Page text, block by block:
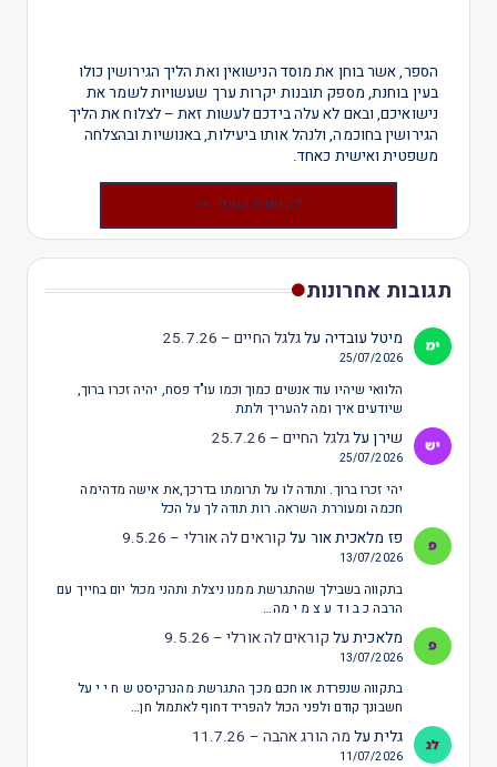
הספר, אשר בוחן את מוסד הנישואין ואת הליך הגירושין כולו
בעין בוחנת, מספק תובנות יקרות ערך שעשויות לשמר את
נישואיכם, ובאם לא עלה בידכם לעשות זאת – לצלוח את הליך
הגירושין בחוכמה, ולנהל אותו ביעילות, באנושיות ובהצלחה
משפטית ואישית כאחד.
להזמנת הספר >>
תגובות אחרונות
מיטל עובדיה עלגלגל החיים – 25.7.26
25/07/2026
הלוואי שיהיו עוד אנשים כמוך וכמו עו"ד פסח, יהיה זכרו ברוך,
שיודעים איך ומה להעריך ולתת
שירןעלגלגל החיים – 25.7.26
25/07/2026
יהי זכרו ברוך. ותודה לו על תרומתו בדרכך,את אישה מדהימה
חכמה ומעוררת השראה. רות תודה לך על הכל
פז מלאכית אור על קוראים לה אורלי – 9.5.26
13/07/2026
בתקווה בשבילך שהתגרשת ממנו ניצלת ותהני מכול יום בחייך עם
הרבה כ ב ו ד ע צ מ י מה…
מלאכיתעל קוראים לה אורלי – 9.5.26
13/07/2026
בתקווה שנפרדת או חכם מכך התגרשת מהנרקיסט ש ח י י על
חשבונך קודם ולפני הכול להפריד דחוף לאתמול חן…
גליתעל מה הורג אהבה – 11.7.26
11/07/2026